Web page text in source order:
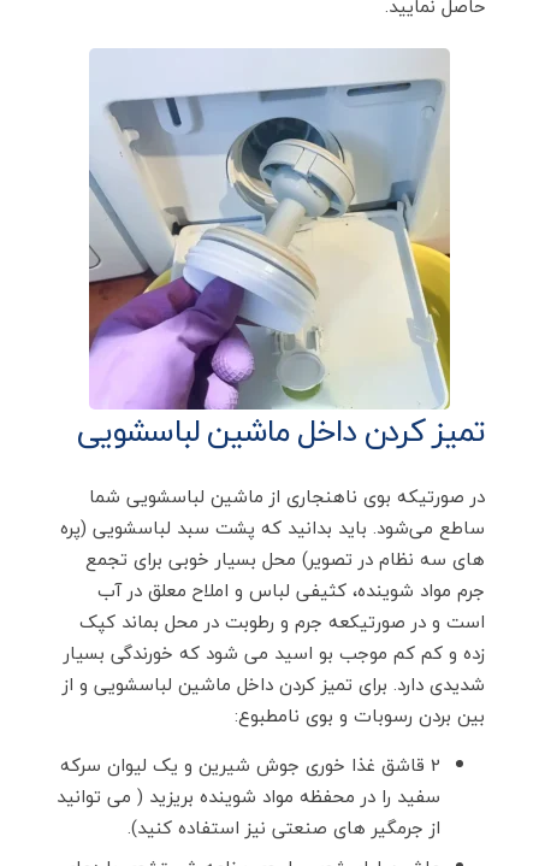
تمیز کردن داخل ماشین لباسشویی
در صورتیکه بوی ناهنجاری از ماشین لباسشویی شما
ساطع می‌شود. باید بدانید که پشت سبد لباسشویی (پره
های سه نظام در تصویر) محل بسیار خوبی برای تجمع
جرم مواد شوینده، کثیفی لباس و املاح معلق در آب
است و در صورتیکعه جرم و رطوبت در محل بماند کپک
زده و کم کم موجب بو اسید می شود که خورندگی بسیار
شدیدی دارد. برای تمیز کردن داخل ماشین لباسشویی و از
بین بردن رسوبات و بوی نامطبوع:
2 قاشق غذا خوری جوش شیرین و یک لیوان سرکه
سفید را در محفظه مواد شوینده بریزید ( می توانید
از جرمگیر های صنعتی نیز استفاده کنید).